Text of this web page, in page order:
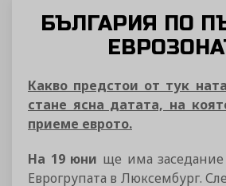
БЪЛГАРИЯ ПО
Какво предстои от тук
стане ясна датата, на
приеме еврото.
На 19 юни ще има
Еврогрупата в Люксембург.